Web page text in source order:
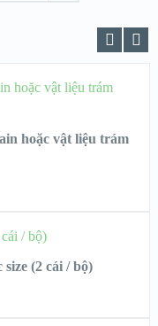
hoặc vật liệu trám
(2 cái / bộ)